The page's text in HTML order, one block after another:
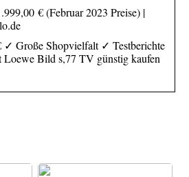
€ (Februar 2023 Preise) |
✓ Große Shopvielfalt ✓ Testberichte
Bild s,77 TV günstig kaufen